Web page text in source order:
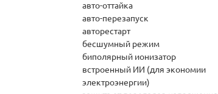
авто-оттайка
авто-перезапуск
авторестарт
бесшумный режим
биполярный ионизатор
встроенный ИИ (для экономии
электроэнергии)